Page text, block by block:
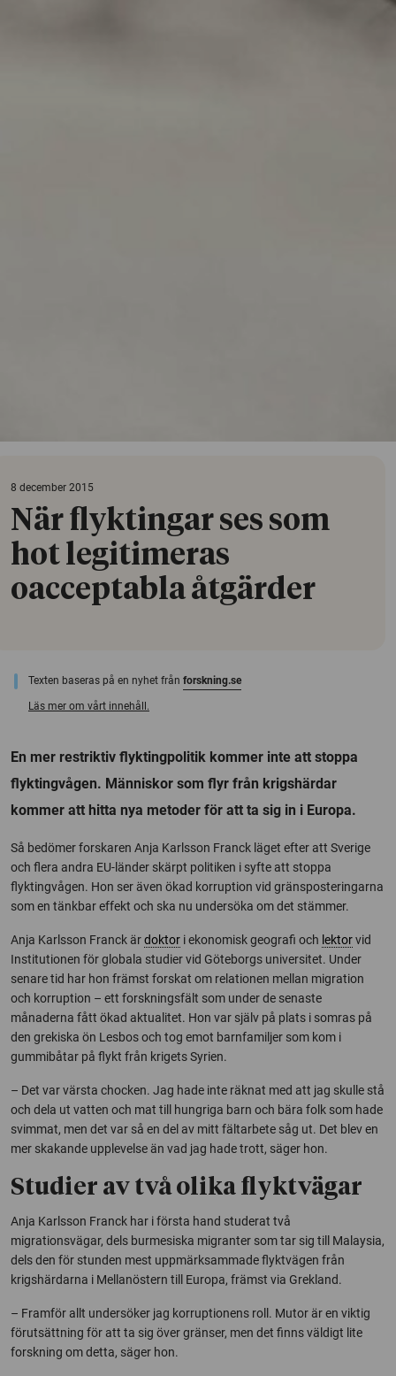
8 december 2015
När flyktingar ses som
hot legitimeras
oacceptabla åtgärder
Texten baseras på en nyhet från forskning.se
Läs mer om vårt innehåll.
En mer restriktiv flyktingpolitik kommer inte att stoppa
flyktingvågen. Människor som flyr från krigshärdar
kommer att hitta nya metoder för att ta sig in i Europa.
Så bedömer forskaren Anja Karlsson Franck läget efter att Sverige
och flera andra EU-länder skärpt politiken i syfte att stoppa
flyktingvågen. Hon ser även ökad korruption vid gränsposteringarna
som en tänkbar effekt och ska nu undersöka om det stämmer.
Anja Karlsson Franck ärdoktor i ekonomisk geografi och lektorvid
Institutionen för globala studier vid Göteborgs universitet. Under
senare tid har hon främst forskat om relationen mellan migration
och korruption – ett forskningsfält som under de senaste
månaderna fått ökad aktualitet. Hon var själv på plats i somras på
den grekiska ön Lesbos och tog emot barnfamiljer som kom i
gummibåtar på flykt från krigets Syrien.
– Det var värsta chocken. Jag hade inte räknat med att jag skulle stå
och dela ut vatten och mat till hungriga barn och bära folk som hade
svimmat, men det var så en del av mitt fältarbete såg ut. Det blev en
mer skakande upplevelse än vad jag hade trott, säger hon.
Studier av två olika flyktvägar
Anja Karlsson Franck har i första hand studerat två
migrationsvägar, dels burmesiska migranter som tar sig till Malaysia,
dels den för stunden mest uppmärksammade flyktvägen från
krigshärdarna i Mellanöstern till Europa, främst via Grekland.
– Framför allt undersöker jag korruptionens roll. Mutor är en viktig
förutsättning för att ta sig över gränser, men det finns väldigt lite
forskning om detta, säger hon.